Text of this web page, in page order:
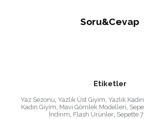
Soru&Cevap
Etiketler
Yaz Sezonu, Yazlık Üst Giyim, Yazlık
Kadın Giyim, Mavi Gömlek Modelleri,
İndirim, Flash Ürünler, Sepette